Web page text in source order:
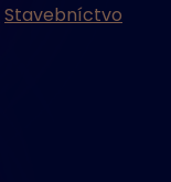
Stavebníctvo